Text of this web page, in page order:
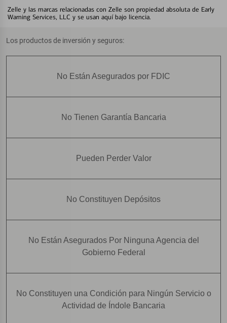
Zelle y las marcas relacionadas con Zelle son propiedad absoluta de Early
Warning Services, LLC y se usan aquí bajo licencia.
Los productos de inversión y seguros:
No Están Asegurados por FDIC
No Tienen Garantía Bancaria
Pueden Perder Valor
No Constituyen Depósitos
No Están Asegurados Por Ninguna Agencia del
Gobierno Federal
No Constituyen una Condición para Ningún Servicio o
Actividad de Índole Bancaria